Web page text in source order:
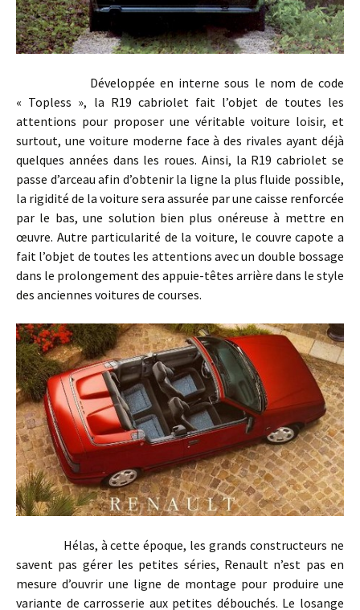
Développée en interne sous le nom de code
« Topless », la R19 cabriolet fait l’objet de toutes les
attentions pour proposer une véritable voiture loisir, et
surtout, une voiture moderne face à des rivales ayant déjà
quelques années dans les roues. Ainsi, la R19 cabriolet se
passe d’arceau afin d’obtenir la ligne la plus fluide possible,
la rigidité de la voiture sera assurée par une caisse renforcée
par le bas, une solution bien plus onéreuse à mettre en
œuvre. Autre particularité de la voiture, le couvre capote a
fait l’objet de toutes les attentions avec un double bossage
dans le prolongement des appuie-têtes arrière dans le style
des anciennes voitures de courses.
Hélas, à cette époque, les grands constructeurs ne
savent pas gérer les petites séries, Renault n’est pas en
mesure d’ouvrir une ligne de montage pour produire une
variante de carrosserie aux petites débouchés. Le losange